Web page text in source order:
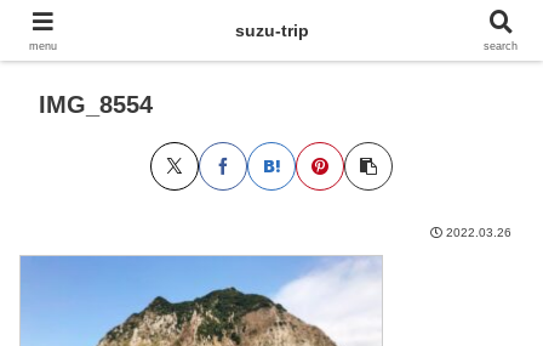
IMG_8554
2022.03.26
menu
suzu-trip
search